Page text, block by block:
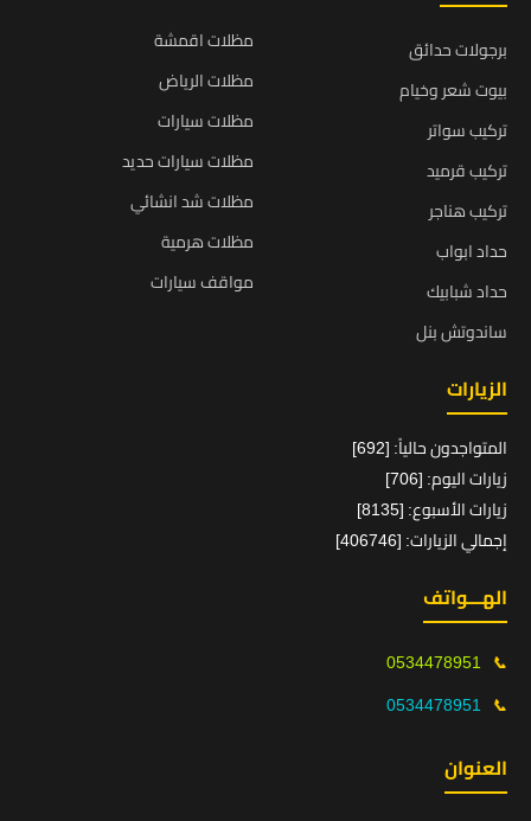
برجولات حدائق
بيوت شعر وخيام
تركيب سواتر
تركيب قرميد
تركيب هناجر
حداد ابواب
حداد شبابيك
ساندوتش بنل
مظلات اقمشة
مظلات الرياض
مظلات سيارات
مظلات سيارات حديد
مظلات شد انشائي
مظلات هرمية
مواقف سيارات
الزيارات
المتواجدون حالياً: [692]
زيارات اليوم: [706]
زيارات الأسبوع: [8135]
إجمالي الزيارات: [406746]
الهـــواتف
📞
0534478951
📞
0534478951
العنوان